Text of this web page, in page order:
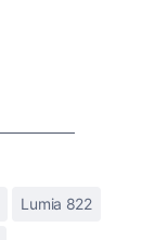
Lumia 822